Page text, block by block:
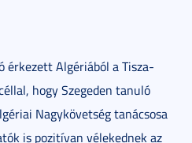
érkezett Algériából a Tisza-
hogy Szegeden tanuló
Nagykövetség tanácsosa
is pozitívan vélekednek az